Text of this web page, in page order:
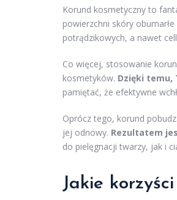
Korund kosmetyczny to
powierzchni skóry
potrądzikowych, a nawet
Co więcej, stosowanie
kosmetyków. Dzięki temu,
pamiętać, że efektywne
Oprócz tego, korund
jej odnowy. Rezultatem
do pielęgnacji twarzy, jak i
Jakie